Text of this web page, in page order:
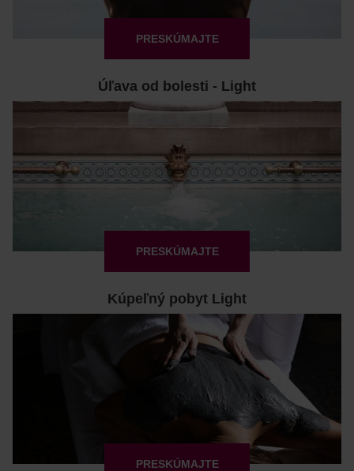
PRESKÚMAJTE
Úľava od bolesti - Light
PRESKÚMAJTE
Kúpeľný pobyt Light
PRESKÚMAJTE